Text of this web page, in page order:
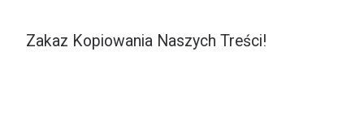
Zakaz Kopiowania Naszych Treści!